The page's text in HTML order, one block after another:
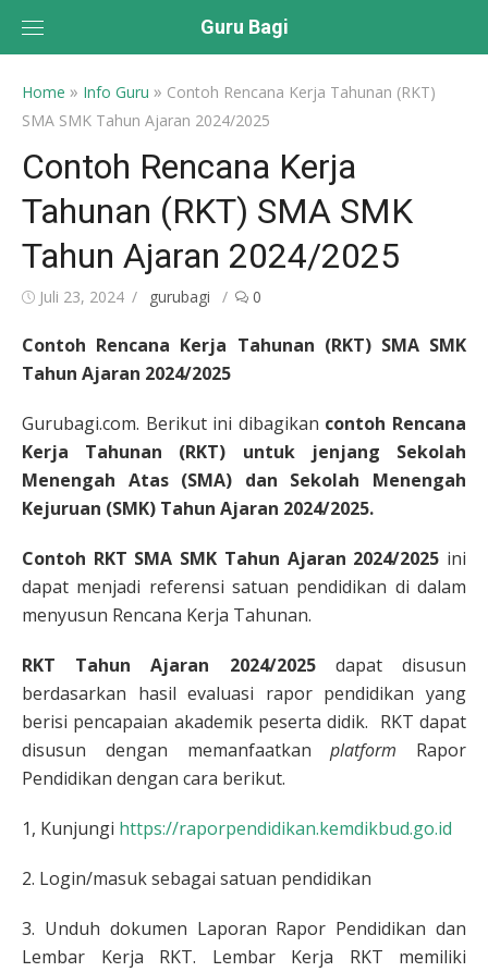
Guru Bagi
Home » Info Guru » Contoh Rencana Kerja Tahunan (RKT)
SMA SMK Tahun Ajaran 2024/2025
Contoh Rencana Kerja
Tahunan (RKT) SMA SMK
Tahun Ajaran 2024/2025
Posted
Juli 23, 2024 Author
gurubagi 0
Contoh Rencana Kerja Tahunan (RKT) SMA SMK
Tahun Ajaran 2024/2025
Gurubagi.com. Berikut ini dibagikan contoh Rencana
Kerja Tahunan (RKT) untuk jenjang Sekolah
Menengah Atas (SMA) dan Sekolah Menengah
Kejuruan (SMK) Tahun Ajaran 2024/2025.
Contoh RKT SMA SMK Tahun Ajaran 2024/2025 ini
dapat menjadi referensi satuan pendidikan di dalam
menyusun Rencana Kerja Tahunan.
RKT Tahun Ajaran 2024/2025dapat disusun
berdasarkan hasil evaluasi rapor pendidikan yang
berisi pencapaian akademik peserta didik. RKT dapat
disusun dengan memanfaatkanplatform Rapor
Pendidikan dengan cara berikut.
1, Kunjungi https://raporpendidikan.kemdikbud.go.id
2. Login/masuk sebagai satuan pendidikan
3. Unduh dokumen Laporan Rapor Pendidikan dan
Lembar Kerja RKT. Lembar Kerja RKT memiliki